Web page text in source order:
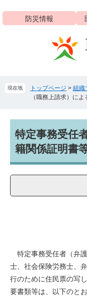
ジ
ュ
防災情報
現在地 トップページ > 組織
（職務上請求）に
文特定事務受任
籍関係証明書
特定事務受任者（弁
士、社会保険労務士、
行のために住民票の写
要書類等は、以下のとお